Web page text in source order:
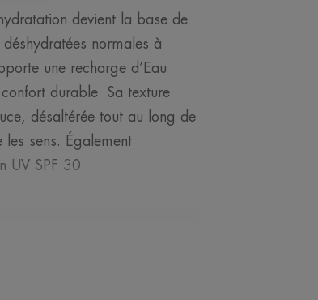
devient la base de
normales à
une recharge d’Eau
durable. Sa texture
désaltérée tout au long de
sens. Également
UV SPF 30.